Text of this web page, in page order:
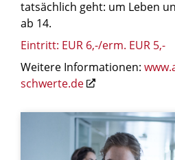
tatsächlich geht: um Leben
ab 14.
Eintritt: EUR 6,-/erm. EUR 5,-
Weitere Informationen:
schwerte.de